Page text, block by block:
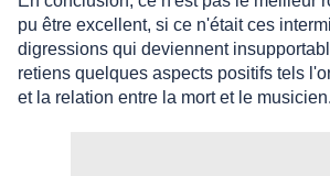
pu être excellent, si ce n'était ces
digressions qui deviennent
retiens quelques aspects positifs tels
et la relation entre la mort et le musicien.